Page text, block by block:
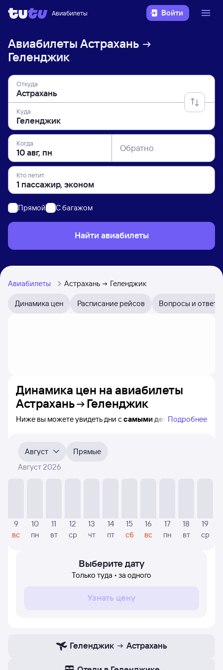
Авиабилеты Войти
Авиабилеты Астрахань
Геленджик
Откуда
Куда
Когда Обратно
Кто летит
Прямой C багажом
Найти авиабилеты
Авиабилеты Астрахань Геленджик
Динамика цен Расписание рейсов Вопросы и ответы
Динамика цен на авиабилеты
Астрахань
Геленджик
Ниже вы можете увидеть дни ссамыми дешёвыми
месяцы. Выберите дату, перейдите по клику к поиску
билетов на самолёт и просмотру
Если никто не искал авиабилетов по маршруту
Астрахань — Геленджик, то цены могут отсутствовать
частично или полностью. В этом случае заполните
Подробнее
Август
Прямые
Август 2026
9
вс
10
пн
11
вт
12
ср
13
чт
14
пт
15
сб
16
вс
17
пн
18
вт
19
ср
Выберите дату
Только туда • за одного
Узнать цену
Геленджик Астрахань